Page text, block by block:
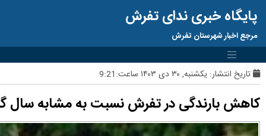
پایگاه خبری ندای تفرش
مرجع اخبار شهرستان تفرش
تاریخ انتشار: یکشنبه, ۳۰ دی ۱۴۰۳ ساعت:9:21
کاهش بارندگی در تفرش نسبت به مشابه سال